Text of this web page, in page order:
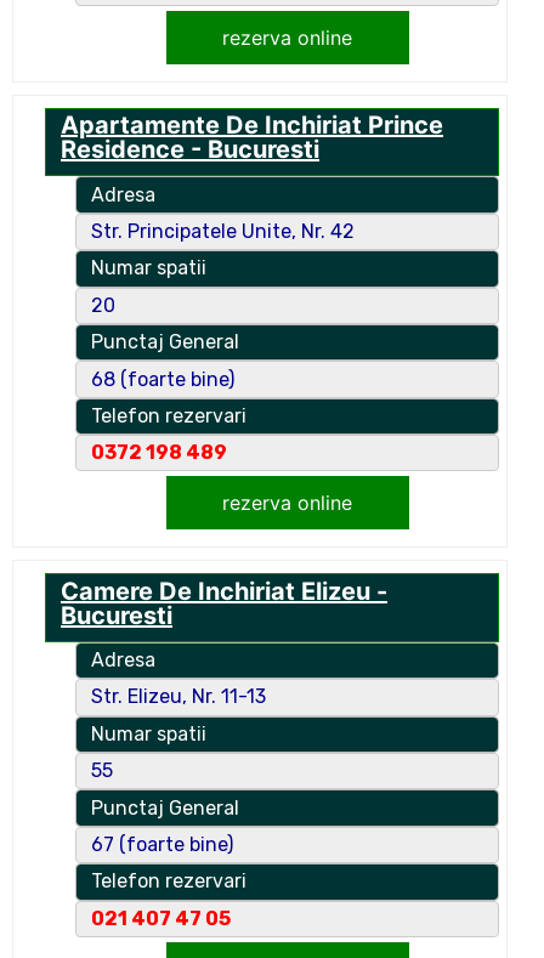
rezerva online
Apartamente De Inchiriat Prince
Residence - Bucuresti
Adresa
Str. Principatele Unite, Nr. 42
Numar spatii
20
Punctaj General
68 (foarte bine)
Telefon rezervari
0372 198 489
rezerva online
Camere De Inchiriat Elizeu -
Bucuresti
Adresa
Str. Elizeu, Nr. 11-13
Numar spatii
55
Punctaj General
67 (foarte bine)
Telefon rezervari
021 407 47 05